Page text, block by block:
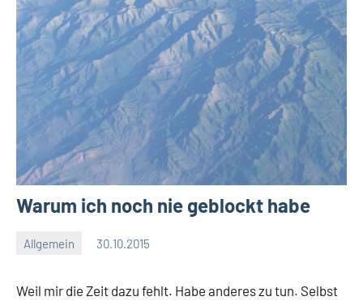
Warum ich noch nie geblockt habe
Allgemein 30.10.2015
Moutard
Keine
Weil mir die Zeit dazu fehlt. Habe anderes zu tun. Selbst